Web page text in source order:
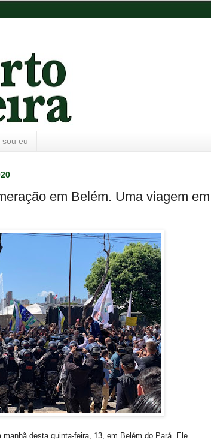
sou eu
em Belém. Uma viagem em
desta quinta-feira, 13, em Belém do Pará. Ele